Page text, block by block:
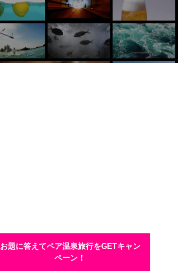
お題に答えてペア温泉旅行をGETキャン
ペーン！